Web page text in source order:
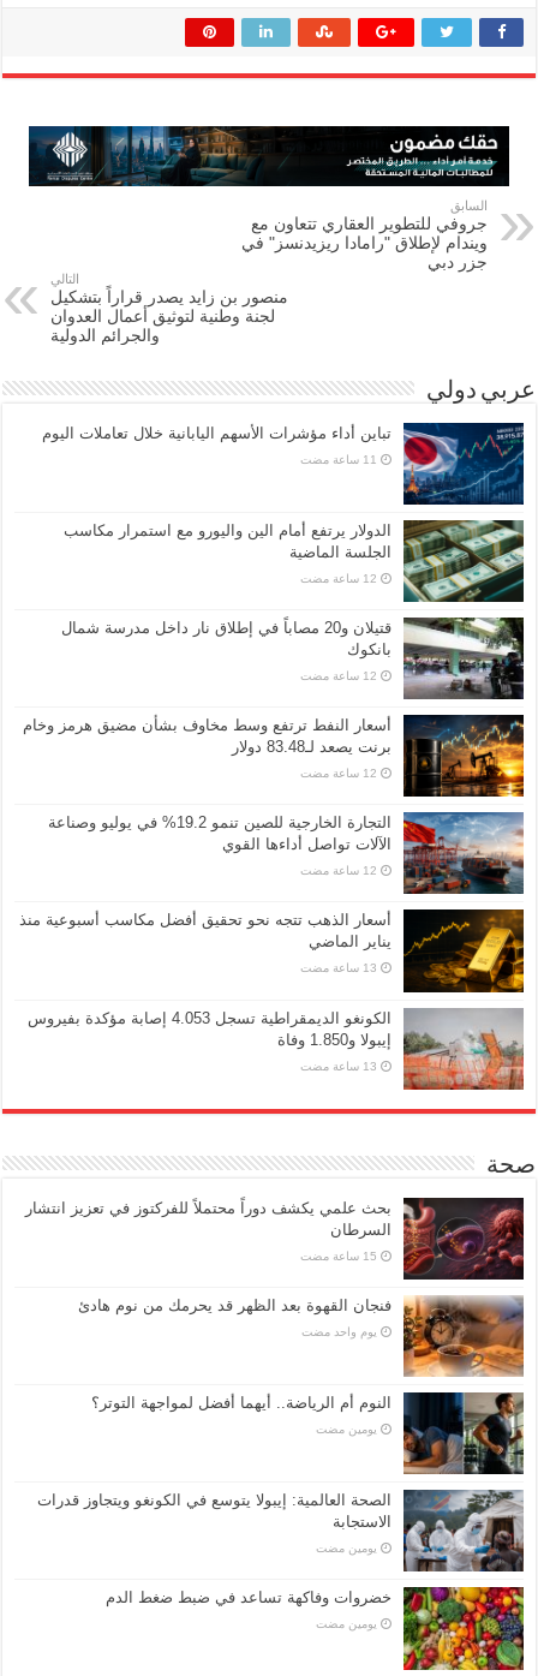
السابق
جروفي للتطوير العقاري تتعاون مع
ويندام لإطلاق "رامادا ريزيدنسز" في
جزر دبي
التالي
منصور بن زايد يصدر قراراً بتشكيل
لجنة وطنية لتوثيق أعمال العدوان
والجرائم الدولية
عربي دولي
تباين أداء مؤشرات الأسهم اليابانية خلال تعاملات اليوم
الدولار يرتفع أمام الين واليورو مع استمرار مكاسب
الجلسة الماضية
قتيلان و20 مصاباً في إطلاق نار داخل مدرسة شمال
بانكوك
أسعار النفط ترتفع وسط مخاوف بشأن مضيق هرمز وخام
برنت يصعد لـ83.48 دولار
التجارة الخارجية للصين تنمو 19.2% في يوليو وصناعة
الآلات تواصل أداءها القوي
أسعار الذهب تتجه نحو تحقيق أفضل مكاسب أسبوعية منذ
يناير الماضي
الكونغو الديمقراطية تسجل 4.053 إصابة مؤكدة بفيروس
إيبولا و1.850 وفاة
صحة
بحث علمي يكشف دوراً محتملاً للفركتوز في تعزيز انتشار
السرطان
فنجان القهوة بعد الظهر قد يحرمك من نوم هادئ
‏يوم واحد مضت
النوم أم الرياضة.. أيهما أفضل لمواجهة التوتر؟
‏يومين مضت
الصحة العالمية: إيبولا يتوسع في الكونغو ويتجاوز قدرات
الاستجابة
‏يومين مضت
خضروات وفاكهة تساعد في ضبط ضغط الدم
‏يومين مضت